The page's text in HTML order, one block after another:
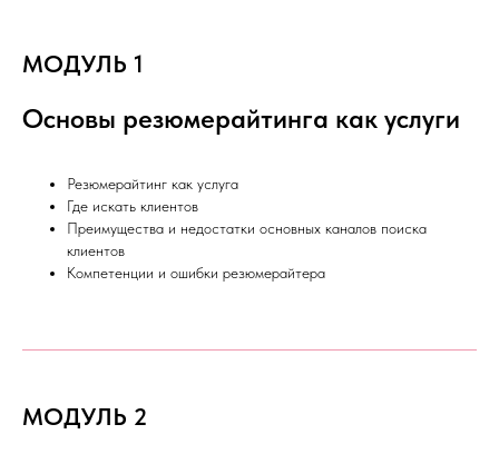
МОДУЛЬ 1
Основы резюмерайтинга как услуги
Резюмерайтинг как услуга
Где искать клиентов
Преимущества и недостатки основных каналов поиска
клиентов
Компетенции и ошибки резюмерайтера
МОДУЛЬ 2